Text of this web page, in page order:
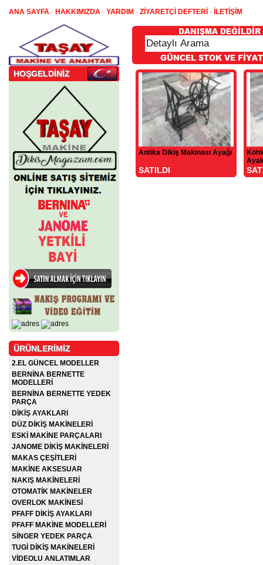
ANA SAYFA - HAKKIMIZDA - YARDIM - ZİYARETÇİ DEFTERİ - İLETİŞİM
HOŞGELDİNİZ
ÜRÜNLERİMİZ
2.EL GÜNCEL MODELLER
BERNİNA BERNETTE
MODELLERİ
BERNİNA BERNETTE YEDEK
PARÇA
DİKİŞ AYAKLARI
DÜZ DİKİŞ MAKİNELERİ
ESKİ MAKİNE PARÇALARI
JANOME DİKİŞ MAKİNELERİ
MAKAS ÇEŞİTLERİ
MAKİNE AKSESUAR
NAKIŞ MAKİNELERİ
OTOMATİK MAKİNELER
OVERLOK MAKİNESİ
PFAFF DİKİŞ AYAKLARI
PFAFF MAKİNE MODELLERİ
SİNGER YEDEK PARÇA
TUGİ DİKİŞ MAKİNELERİ
VİDEOLU ANLATIMLAR
Antika Dikiş Makinası Ayağı
SATILDI